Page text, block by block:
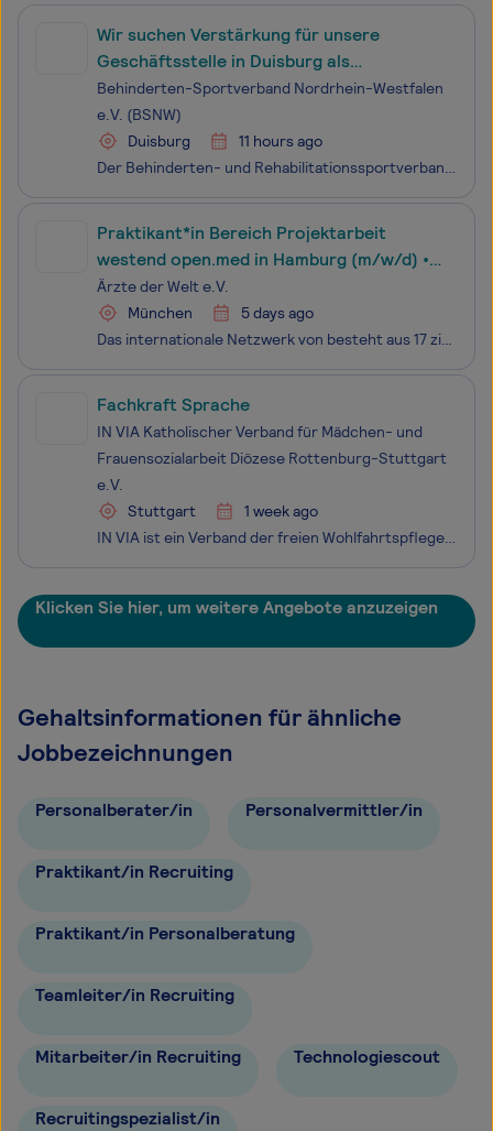
Wir suchen Verstärkung für unsere
Geschäftsstelle in Duisburg als
Freiwilligendienstleistende*n (FSJ/BFD)
(m/w/d)
Behinderten-Sportverband Nordrhein-Westfalen
e.V. (BSNW)
Duisburg
11 hours ago
Der Behinderten- und Rehabilitationssportverband Nordrhein-Westfalen e. V. (BRSNW) ist der Fachverband für den Sport von Menschen mit Behinderung in Nordrhein-Westfalen. Mit über 200.000 Aktiven in rund 1.400 Vereinen engagieren wir uns für Teilhabe, Inklusion und Bewegung im Sport.
Praktikant*in Bereich Projektarbeit
westend open.med in Hamburg (m/w/d) •
Ärzte der Welt
Ärzte der Welt e.V.
München
5 days ago
Das internationale Netzwerk von besteht aus 17 zivilgesellschaftlichen Organisationen, die durch eine gemeinsame Vision vereint sind: eine Welt, in der Gesundheit als Grundrecht anerkannt ist. Wir bieten medizinische Versorgung und dokumentieren Menschenrechtsverletzungen. Wir setzen uns für soziale
Fachkraft Sprache
IN VIA Katholischer Verband für Mädchen- und
Frauensozialarbeit Diözese Rottenburg-Stuttgart
e.V.
Stuttgart
1 week ago
IN VIA ist ein Verband der freien Wohlfahrtspflege und Träger mehrerer sozialer Einrichtungen und Dienste in der Diözese Rottenburg-Stuttgart. Schwerpunkte der Arbeit von IN VIA sind Angebote für Mädchen und junge Frauen, Hilfen für junge Migrantinnen und Migranten, Bahnhofsmissionen, Kindertagesst
Klicken Sie hier, um weitere Angebote anzuzeigen
Gehaltsinformationen für ähnliche
Jobbezeichnungen
Personalberater/in Personalvermittler/in
Praktikant/in Recruiting
Praktikant/in Personalberatung
Teamleiter/in Recruiting
Mitarbeiter/in Recruiting Technologiescout
Recruitingspezialist/in